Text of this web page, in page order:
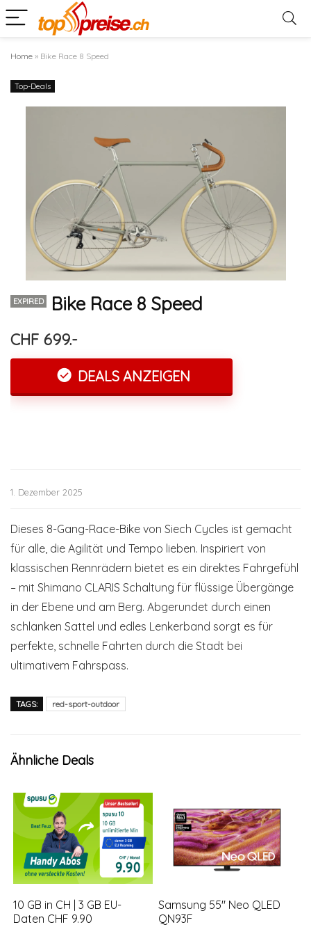
Home » Bike Race 8 Speed
Top-Deals
EXPIRED Bike Race 8 Speed
CHF 699.-
DEALS ANZEIGEN
1. Dezember 2025
Dieses 8-Gang-Race-Bike von Siech Cycles ist gemacht
für alle, die Agilität und Tempo lieben. Inspiriert von
klassischen Rennrädern bietet es ein direktes Fahrgefühl
– mit Shimano CLARIS Schaltung für flüssige Übergänge
in der Ebene und am Berg. Abgerundet durch einen
schlanken Sattel und edles Lenkerband sorgt es für
perfekte, schnelle Fahrten durch die Stadt bei
ultimativem Fahrspass.
TAGS: red-sport-outdoor
Ähnliche Deals
10 GB in CH | 3 GB EU-
Daten CHF 9.90
Samsung 55″ Neo QLED
QN93F